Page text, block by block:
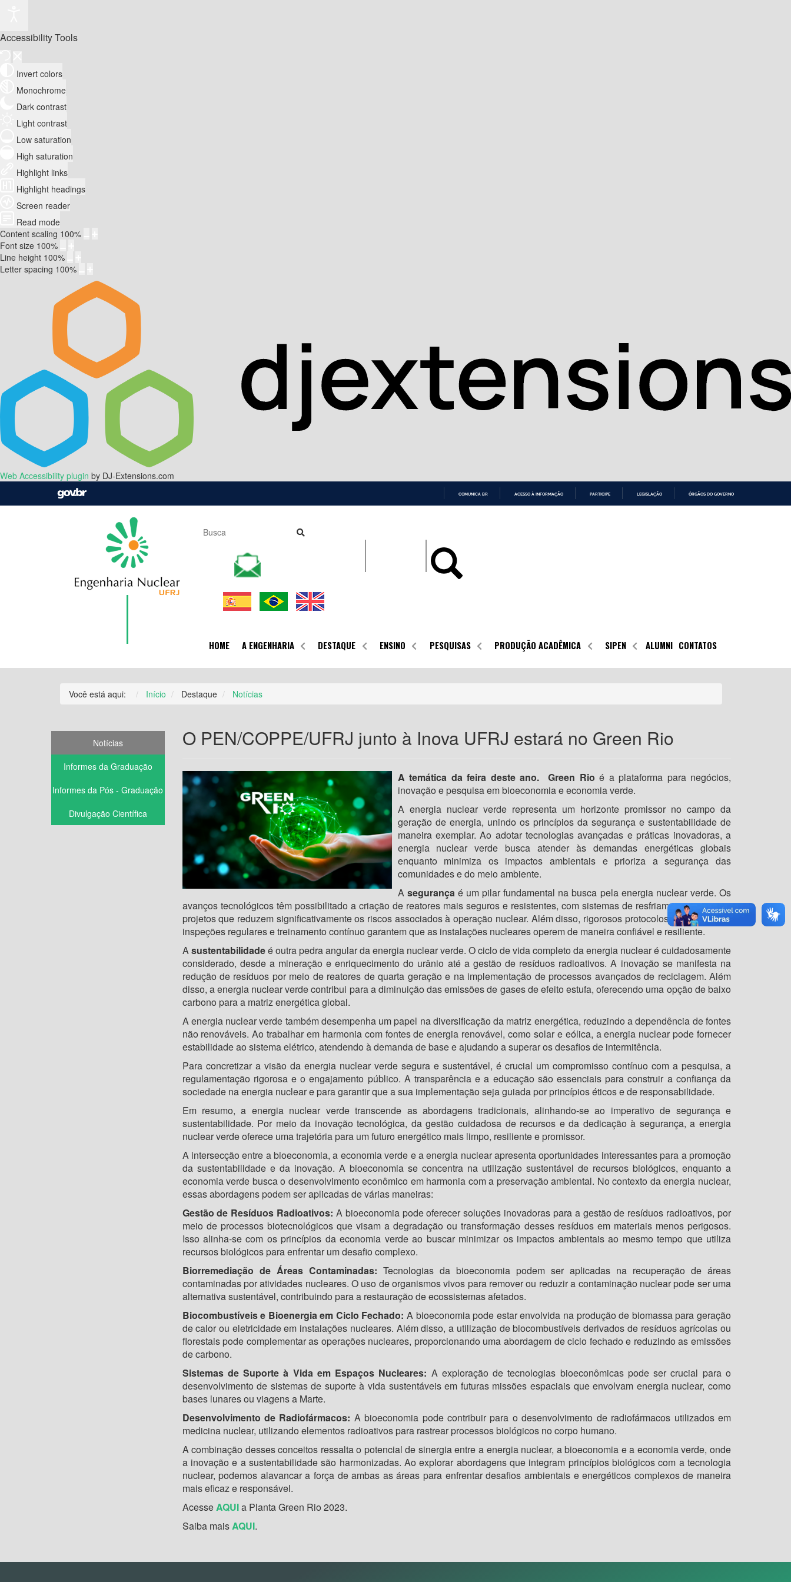
Accessibility Tools
Invert colors
Monochrome
Dark contrast
Light contrast
Low saturation
High saturation
Highlight links
Highlight headings
Screen reader
Read mode
Content scaling 100%
Font size 100%
Line height 100%
Letter spacing 100%
Web Accessibility plugin by DJ-Extensions.com
COMUNICA BR ACESSO À INFORMAÇÃO PARTICIPE LEGISLAÇÃO ÓRGÃOS DO GOVERNO
HOME A ENGENHARIA DESTAQUE ENSINO PESQUISAS PRODUÇÃO ACADÊMICA SIPEN ALUMNI CONTATOS
Você está aqui: Início Destaque Notícias
Notícias
Informes da Graduação
Informes da Pós - Graduação
Divulgação Científica
O PEN/COPPE/UFRJ junto à Inova UFRJ estará no Green Rio
A temática da feira deste ano. Green Rio é a plataforma para negócios,
inovação e pesquisa em bioeconomia e economia verde.
A energia nuclear verde representa um horizonte promissor no campo da
geração de energia, unindo os princípios da segurança e sustentabilidade de
maneira exemplar. Ao adotar tecnologias avançadas e práticas inovadoras, a
energia nuclear verde busca atender às demandas energéticas globais
enquanto minimiza os impactos ambientais e prioriza a segurança das
comunidades e do meio ambiente.
A segurançaé um pilar fundamental na busca pela energia nuclear verde. Os
avanços tecnológicos têm possibilitado a criação de reatores mais seguros e resistentes, com sistemas de resfriamento passivo e
projetos que reduzem significativamente os riscos associados à operação nuclear. Além disso, rigorosos protocolos de segurança,
inspeções regulares e treinamento contínuo garantem que as instalações nucleares operem de maneira confiável e resiliente.
Asustentabilidadeé outra pedra angular da energia nuclear verde. O ciclo de vida completo da energia nuclear é cuidadosamente
considerado, desde a mineração e enriquecimento do urânio até a gestão de resíduos radioativos. A inovação se manifesta na
redução de resíduos por meio de reatores de quarta geração e na implementação de processos avançados de reciclagem. Além
disso, a energia nuclear verde contribui para a diminuição das emissões de gases de efeito estufa, oferecendo uma opção de baixo
carbono para a matriz energética global.
A energia nuclear verde também desempenha um papel na diversificação da matriz energética, reduzindo a dependência de fontes
não renováveis. Ao trabalhar em harmonia com fontes de energia renovável, como solar e eólica, a energia nuclear pode fornecer
estabilidade ao sistema elétrico, atendendo à demanda de base e ajudando a superar os desafios de intermitência.
Para concretizar a visão da energia nuclear verde segura e sustentável, é crucial um compromisso contínuo com a pesquisa, a
regulamentação rigorosa e o engajamento público. A transparência e a educação são essenciais para construir a confiança da
sociedade na energia nuclear e para garantir que a sua implementação seja guiada por princípios éticos e de responsabilidade.
Em resumo, a energia nuclear verde transcende as abordagens tradicionais, alinhando-se ao imperativo de segurança e
sustentabilidade. Por meio da inovação tecnológica, da gestão cuidadosa de recursos e da dedicação à segurança, a energia
nuclear verde oferece uma trajetória para um futuro energético mais limpo, resiliente e promissor.
A intersecção entre a bioeconomia, a economia verde e a energia nuclear apresenta oportunidades interessantes para a promoção
da sustentabilidade e da inovação. A bioeconomia se concentra na utilização sustentável de recursos biológicos, enquanto a
economia verde busca o desenvolvimento econômico em harmonia com a preservação ambiental. No contexto da energia nuclear,
essas abordagens podem ser aplicadas de várias maneiras:
Gestão de Resíduos Radioativos: A bioeconomia pode oferecer soluções inovadoras para a gestão de resíduos radioativos, por
meio de processos biotecnológicos que visam a degradação ou transformação desses resíduos em materiais menos perigosos.
Isso alinha-se com os princípios da economia verde ao buscar minimizar os impactos ambientais ao mesmo tempo que utiliza
recursos biológicos para enfrentar um desafio complexo.
Biorremediação de Áreas Contaminadas: Tecnologias da bioeconomia podem ser aplicadas na recuperação de áreas
contaminadas por atividades nucleares. O uso de organismos vivos para remover ou reduzir a contaminação nuclear pode ser uma
alternativa sustentável, contribuindo para a restauração de ecossistemas afetados.
Biocombustíveis e Bioenergia em Ciclo Fechado: A bioeconomia pode estar envolvida na produção de biomassa para geração
de calor ou eletricidade em instalações nucleares. Além disso, a utilização de biocombustíveis derivados de resíduos agrícolas ou
florestais pode complementar as operações nucleares, proporcionando uma abordagem de ciclo fechado e reduzindo as emissões
de carbono.
Sistemas de Suporte à Vida em Espaços Nucleares: A exploração de tecnologias bioeconômicas pode ser crucial para o
desenvolvimento de sistemas de suporte à vida sustentáveis em futuras missões espaciais que envolvam energia nuclear, como
bases lunares ou viagens a Marte.
Desenvolvimento de Radiofármacos: A bioeconomia pode contribuir para o desenvolvimento de radiofármacos utilizados em
medicina nuclear, utilizando elementos radioativos para rastrear processos biológicos no corpo humano.
A combinação desses conceitos ressalta o potencial de sinergia entre a energia nuclear, a bioeconomia e a economia verde, onde
a inovação e a sustentabilidade são harmonizadas. Ao explorar abordagens que integram princípios biológicos com a tecnologia
nuclear, podemos alavancar a força de ambas as áreas para enfrentar desafios ambientais e energéticos complexos de maneira
mais eficaz e responsável.
AcesseAQUIa Planta Green Rio 2023.
Saiba maisAQUI.